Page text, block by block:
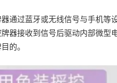
通过蓝牙或无线信号与手机等
器接收到信号后驱动内部微型
的。